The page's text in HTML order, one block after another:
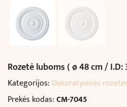
Rozetė luboms ( ø 48 cm / I.D:
Kategorijos: Dekoratyvinės
Prekės kodas:CM-7045